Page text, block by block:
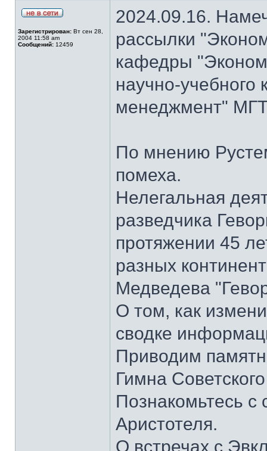
Зарегистрирован: Вт сен 28,
2004 11:58 am
Сообщений: 12459
2024.09.16.
рассылки
кафедры
научно-
менеджмент"
По мнению
помеха.
Нелегальная
разведчика
протяжении 45
разных
Медведева
О том, как
сводке
Приводим
Гимна
Познакомьтесь
Аристотеля.
О встречах с